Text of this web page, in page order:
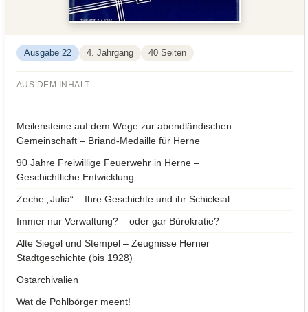
Ausgabe 22 4. Jahrgang 40 Seiten
AUS DEM INHALT
Meilensteine auf dem Wege zur abendländischen
Gemeinschaft – Briand-Medaille für Herne
90 Jahre Freiwillige Feuerwehr in Herne –
Geschichtliche Entwicklung
Zeche „Julia“ – Ihre Geschichte und ihr Schicksal
Immer nur Verwaltung? – oder gar Bürokratie?
Alte Siegel und Stempel – Zeugnisse Herner
Stadtgeschichte (bis 1928)
Ostarchivalien
Wat de Pohlbörger meent!